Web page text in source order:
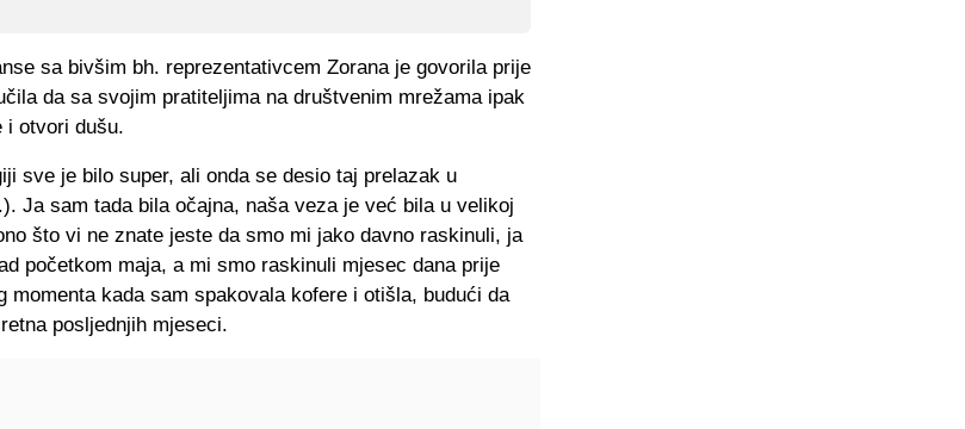
sa bivšim bh. reprezentativcem Zorana je govorila prije
da sa svojim pratiteljima na društvenim mrežama ipak
i otvori dušu.
sve je bilo super, ali onda se desio taj prelazak u
Ja sam tada bila očajna, naša veza je već bila u velikoj
što vi ne znate jeste da smo mi jako davno raskinuli, ja
početkom maja, a mi smo raskinuli mjesec dana prije
momenta kada sam spakovala kofere i otišla, budući da
posljednjih mjeseci.